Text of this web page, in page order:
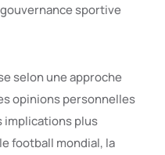
sportive
selon une approche
opinions personnelles
implications plus
football mondial, la